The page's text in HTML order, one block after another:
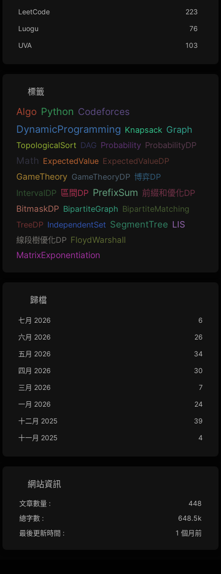
LeetCode
223
Luogu
76
UVA
103
標籤
Algo Python Codeforces
DynamicProgramming Knapsack Graph
TopologicalSort DAG Probability ProbabilityDP
Math ExpectedValue ExpectedValueDP
GameTheory GameTheoryDP 博弈DP
IntervalDP 區間DP PrefixSum 前綴和優化DP
BitmaskDP BipartiteGraph BipartiteMatching
TreeDP IndependentSet SegmentTree LIS
線段樹優化DP FloydWarshall
MatrixExponentiation
歸檔
七月 2026
6
六月 2026
26
五月 2026
34
四月 2026
30
三月 2026
7
一月 2026
24
十二月 2025
39
十一月 2025
4
網站資訊
文章數量 :
448
總字數 :
648.5k
最後更新時間 :
1 個月前